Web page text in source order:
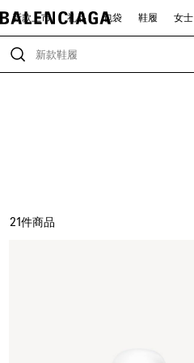
新款上市 礼品 包袋 鞋履 女士
21件商品